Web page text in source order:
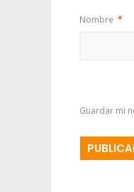
Nombre *
Guardar mi